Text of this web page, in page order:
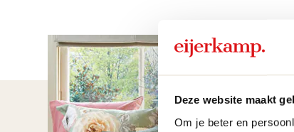
Deze website maakt
Om je beter en